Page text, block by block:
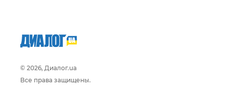
© 2026, Диалог.ua
Все права защищены.